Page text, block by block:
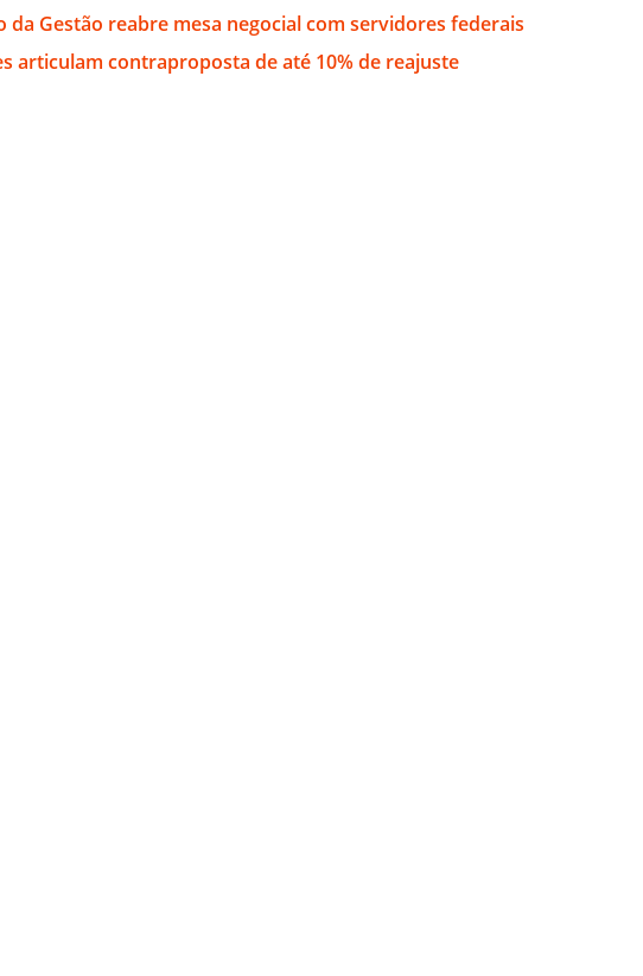
da Gestão reabre mesa negocial com servidores federais
articulam contraproposta de até 10% de reajuste